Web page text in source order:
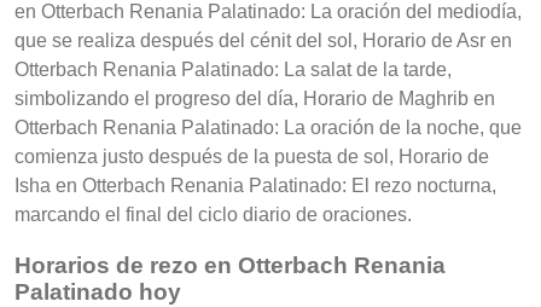
en Otterbach Renania Palatinado: La oración del mediodía,
que se realiza después del cénit del sol, Horario de Asr en
Otterbach Renania Palatinado: La salat de la tarde,
simbolizando el progreso del día, Horario de Maghrib en
Otterbach Renania Palatinado: La oración de la noche, que
comienza justo después de la puesta de sol, Horario de
Isha en Otterbach Renania Palatinado: El rezo nocturna,
marcando el final del ciclo diario de oraciones.
Horarios de rezo en Otterbach Renania
Palatinado hoy